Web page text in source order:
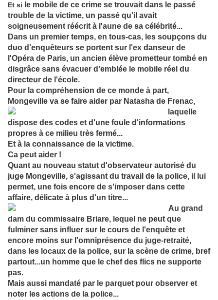
Et si le mobile de ce crime se trouvait dans le passé
trouble de la victime, un passé qu'il avait
soigneusement réécrit à l'aune de sa célébrité...
Dans un premier temps, en tous-cas, les soupçons du
duo d'enquêteurs se portent sur l'ex danseur de
l'Opéra de Paris, un ancien élève prometteur tombé en
disgrâce sans évacuer d'emblée le mobile réel du
directeur de l'école.
Pour la compréhension de ce monde à part,
Mongeville va se faire aider par Natasha de Frenac,
laquelle
dispose des codes et d'une foule d'informations
propres à ce milieu très fermé...
Et à la connaissance de la victime.
Ca peut aider !
Quant au nouveau statut d'observateur autorisé du
juge Mongeville, s'agissant du travail de la police, il lui
permet, une fois encore de s'imposer dans cette
affaire, délicate à plus d'un titre...
Au grand
dam du commissaire Briare, lequel ne peut que
fulminer sans influer sur le cours de l'enquête et
encore moins sur l'omniprésence du juge-retraité,
dans les locaux de la police, sur la scène de crime, bref
partout...un homme que le chef des flics ne supporte
pas.
Mais aussi mandaté par le parquet pour observer et
noter les actions de la police...